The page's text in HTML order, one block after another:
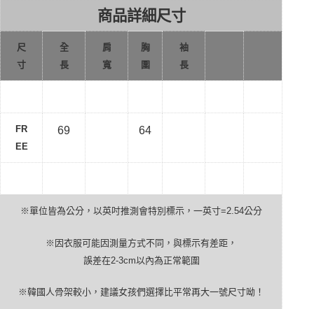
商品詳細尺寸
尺
寸
全
長
肩
寬
胸
圍
袖
長
FR
EE
69 64
※單位皆為公分，以英吋推測會特別標示，一英寸=2.54公分
※因衣服可能因測量方式不同，與標示有差距，
誤差在2-3cm以內為正常範圍
※韓國人骨架較小，建議女孩們選擇比平常再大一號尺寸呦！